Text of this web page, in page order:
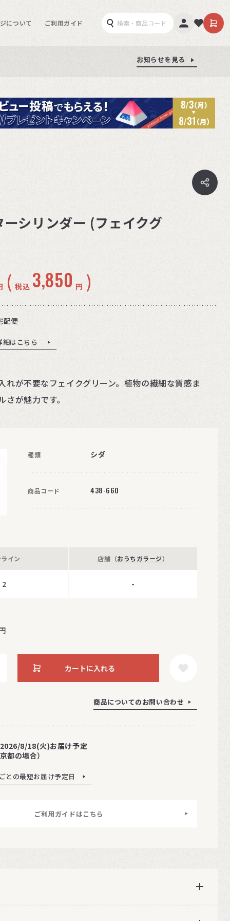
について ご利用ガイド
お知らせを見る
お知らせを見る
お知らせを見る
シリンダー (フェイクグ
( 税込 3,850 円 )
配便
細はこちら
れが不要なフェイクグリーン。植物の繊細な質感ま
が魅力です。
種類 シダ
商品コード 438-660
イン
2
店舗（おうちガラージ）
-
カートに入れる
商品についてのお問い合わせ
8/18(火)お届け予定
都の場合）
との最短お届け予定日
ご利用ガイドはこちら